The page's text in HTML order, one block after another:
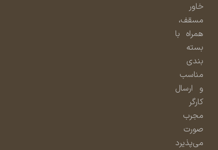
مسقف،
همراه با
بسته
بندی
مناسب
و ارسال
مجرب
صورت
می‌پذیرد